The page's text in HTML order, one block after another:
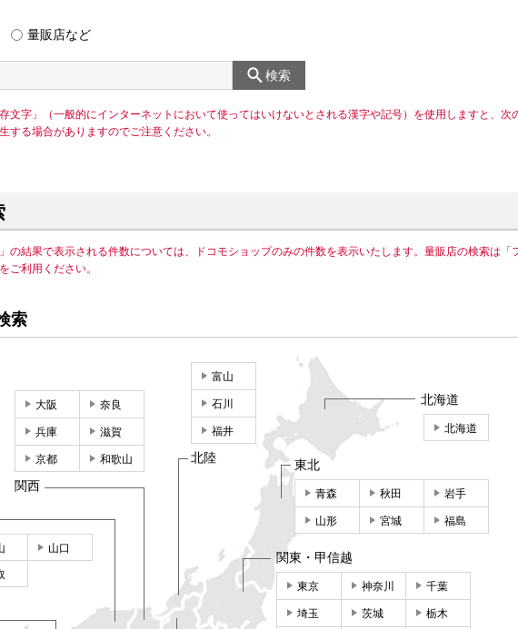
量販店など
検索
文字」（一般的にインターネットにおいて使ってはいけないとされる漢字や記号）を使用しますと、次
する場合がありますのでご注意ください。
」の結果で表示される件数については、ドコモショップのみの件数を表示いたします。量販店の検索は「
ご利用ください。
索
北海道
北海道
東北
青森 秋田 岩手
山形 宮城 福島
関東・甲信越
東京 神奈川 千葉
埼玉 茨城 栃木
富山
石川
福井
北陸
大阪 奈良
兵庫 滋賀
京都 和歌山
関西
山口